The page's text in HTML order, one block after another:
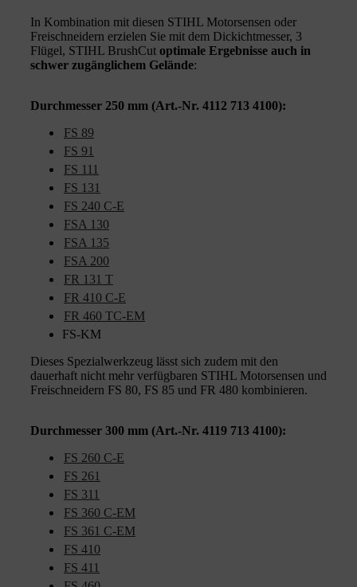
In Kombination mit diesen STIHL Motorsensen oder
Freischneidern erzielen Sie mit dem Dickichtmesser, 3
Flügel, STIHL BrushCut optimale Ergebnisse auch in
schwer zugänglichem Gelände:
Durchmesser 250 mm (Art.-Nr. 4112 713 4100):
FS 89
FS 91
FS 111
FS 131
FS 240 C-E
FSA 130
FSA 135
FSA 200
FR 131 T
FR 410 C-E
FR 460 TC-EM
FS-KM
Dieses Spezialwerkzeug lässt sich zudem mit den
dauerhaft nicht mehr verfügbaren STIHL Motorsensen und
Freischneidern FS 80, FS 85 und FR 480 kombinieren.
Durchmesser 300 mm (Art.-Nr. 4119 713 4100):
FS 260 C-E
FS 261
FS 311
FS 360 C-EM
FS 361 C-EM
FS 410
FS 411